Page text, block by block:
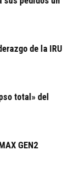
de la IRU
total» del
GEN2